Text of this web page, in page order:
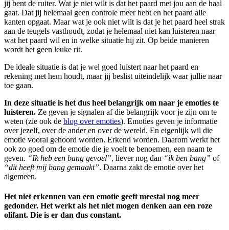
jij bent de ruiter. Wat je niet wilt is dat het paard met jou aan de haal
gaat. Dat jij helemaal geen controle meer hebt en het paard alle
kanten opgaat. Maar wat je ook niet wilt is dat je het paard heel strak
aan de teugels vasthoudt, zodat je helemaal niet kan luisteren naar
wat het paard wil en in welke situatie hij zit. Op beide manieren
wordt het geen leuke rit.
De ideale situatie is dat je wel goed luistert naar het paard en
rekening met hem houdt, maar jij beslist uiteindelijk waar jullie naar
toe gaan.
In deze situatie is het dus heel belangrijk om naar je emoties te
luisteren. Ze geven je signalen af die belangrijk voor je zijn om te
weten (zie ook de blog over emoties). Emoties geven je informatie
over jezelf, over de ander en over de wereld. En eigenlijk wil die
emotie vooral gehoord worden. Erkend worden. Daarom werkt het
ook zo goed om de emotie die je voelt te benoemen, een naam te
geven. “Ik heb een bang gevoel”, liever nog dan “ik ben bang” of
“dit heeft mij bang gemaakt”. Daarna zakt de emotie over het
algemeen.
Het niet erkennen van een emotie geeft meestal nog meer
gedonder. Het werkt als het niet mogen denken aan een roze
olifant. Die is er dan dus constant.